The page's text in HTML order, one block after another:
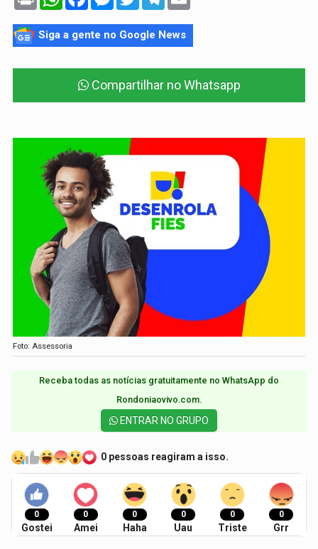
Siga a gente no Google News
Compartilhar no Whatsapp
Foto: Assessoria
Receba todas as notícias gratuitamente no WhatsApp do
Rondoniaovivo.com.​
ENTRAR NO GRUPO
0 pessoas reagiram a isso.
0
Gostei
0
Amei
0
Haha
0
Uau
0
Triste
0
Grr